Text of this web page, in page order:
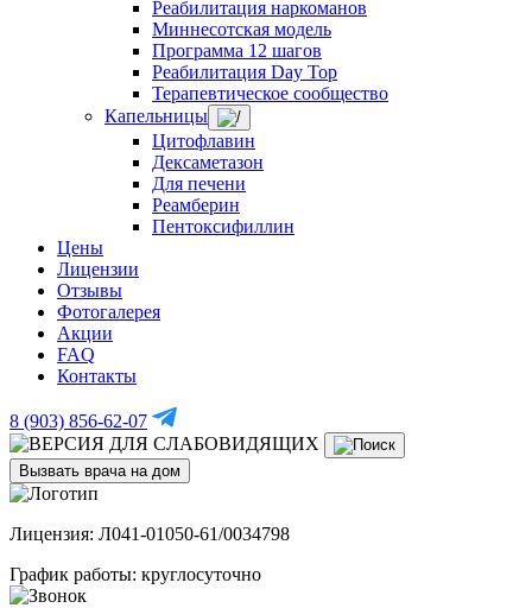
Реабилитация наркоманов
Миннесотская модель
Программа 12 шагов
Реабилитация Day Top
Терапевтическое сообщество
Капельницы
Цитофлавин
Дексаметазон
Для печени
Реамберин
Пентоксифиллин
Цены
Лицензии
Отзывы
Фотогалерея
Акции
FAQ
Контакты
8 (903) 856-62-07
Вызвать врача на дом
Лицензия: Л041-01050-61/0034798
График работы: круглосуточно